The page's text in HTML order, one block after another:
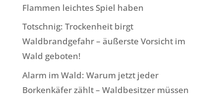
Flammen leichtes Spiel haben
Totschnig: Trockenheit birgt
Waldbrandgefahr – äußerste Vorsicht im
Wald geboten!
Alarm im Wald: Warum jetzt jeder
Borkenkäfer zählt – Waldbesitzer müssen